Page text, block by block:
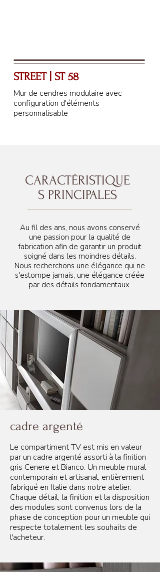
STREET | ST 58
Mur de cendres modulaire avec
configuration d'éléments
personnalisable
CARACTÉRISTIQUE
S PRINCIPALES
Au fil des ans, nous avons conservé
une passion pour la qualité de
fabrication afin de garantir un produit
soigné dans les moindres détails.
Nous recherchons une élégance qui ne
s'estompe jamais, une élégance créée
par des détails fondamentaux.
cadre argenté
Le compartiment TV est mis en valeur
par un cadre argenté assorti à la finition
gris Cenere et Bianco. Un meuble mural
contemporain et artisanal, entièrement
fabriqué en Italie dans notre atelier.
Chaque détail, la finition et la disposition
des modules sont convenus lors de la
phase de conception pour un meuble qui
respecte totalement les souhaits de
l'acheteur.